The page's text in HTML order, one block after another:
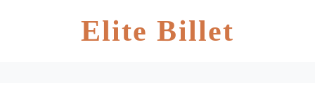
Elite Billet